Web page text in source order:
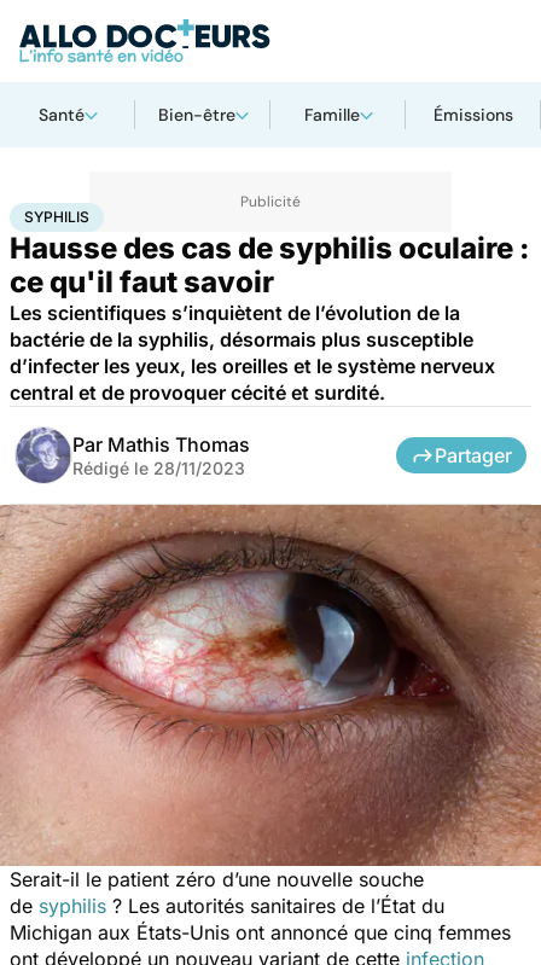
Santé Bien-être Famille Émissions
AccueilSanté Maladies infectieuses
SYPHILIS
Hausse des cas de syphilis oculaire :
ce qu'il faut savoir
Les scientifiques s’inquiètent de l’évolution de la
bactérie de la syphilis, désormais plus susceptible
d’infecter les yeux, les oreilles et le système nerveux
central et de provoquer cécité et surdité.
Par Mathis Thomas
Rédigé le 28/11/2023
Partager
Serait-il le patient zéro d’une nouvelle souche
de syphilis ? Les autorités sanitaires de l’État du
Michigan aux États-Unis ont annoncé que cinq femmes
ont développé un nouveau variant de cette infection